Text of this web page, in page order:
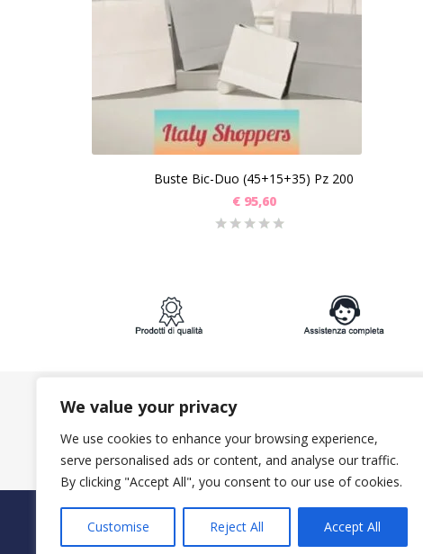
We value your privacy
We use cookies to enhance your browsing experience,
serve personalised ads or content, and analyse our traffic.
By clicking "Accept All", you consent to our use of cookies.
Customise Reject All Accept All
Buste Bic-Duo (45+15+35) Pz 200
€95,60
ISCRIVITI ALLA NEWSLETTER:
PAGAMENTI SICURI CON